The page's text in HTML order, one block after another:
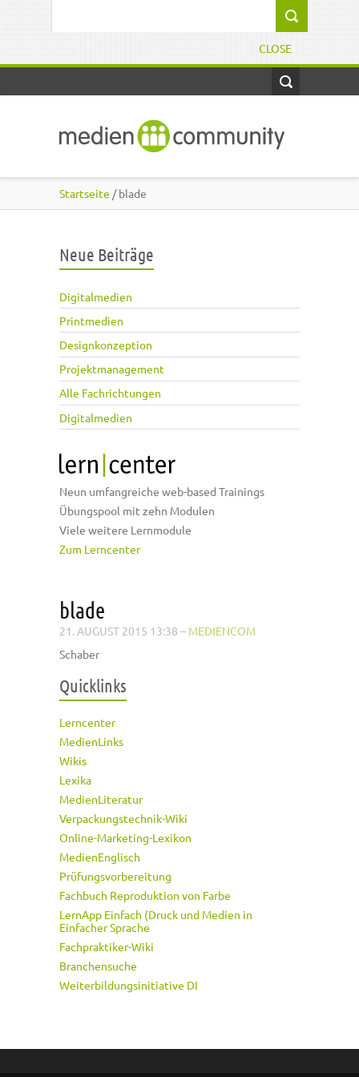
CLOSE
Startseite / blade
Neue Beiträge
Digitalmedien
Printmedien
Designkonzeption
Projektmanagement
Alle Fachrichtungen
Digitalmedien
Neun umfangreiche web-based Trainings
Übungspool mit zehn Modulen
Viele weitere Lernmodule
Zum Lerncenter
blade
21. AUGUST 2015 13:38 – MEDIENCOM
Schaber
Quicklinks
Lerncenter
MedienLinks
Wikis
Lexika
MedienLiteratur
Verpackungstechnik-Wiki
Online-Marketing-Lexikon
MedienEnglisch
Prüfungsvorbereitung
Fachbuch Reproduktion von Farbe
LernApp Einfach (Druck und Medien in
Einfacher Sprache
Fachpraktiker-Wiki
Branchensuche
Weiterbildungsinitiative DI